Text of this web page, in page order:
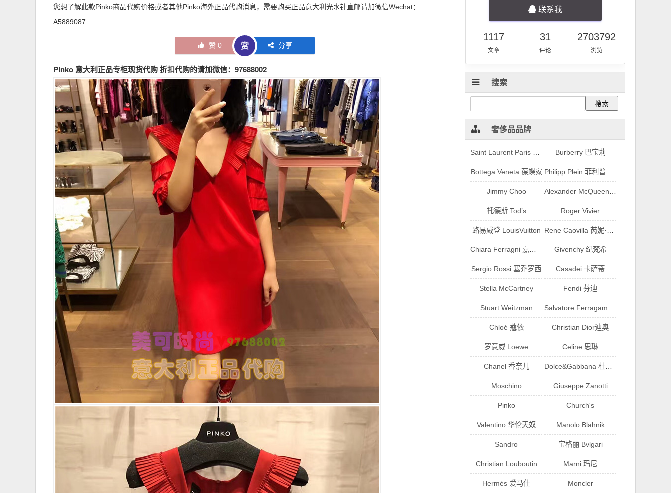
您想了解此款Pinko商品代购价格或者其他Pinko海外正品代购消息，需要购买正品意大利光水针直邮请加微信Wechat：
A5889087
赞 0 赏 分享
Pinko 意大利正品专柜现货代购 折扣代购的请加微信：97688002
联系我
1117
文章
31
评论
2703792
浏览
搜索
奢侈品品牌
Burberry 巴宝莉
Bottega Veneta 葆蝶家
Jimmy Choo
托德斯 Tod’s Roger Vivier
路易威登 LouisVuitton
Givenchy 纪梵希
Sergio Rossi 塞乔罗西 Casadei 卡萨蒂
Stella McCartney Fendi 芬迪
Stuart Weitzman
Chloé 蔻依 Christian Dior迪奥
罗意威 Loewe Celine 思琳
Chanel 香奈儿
Moschino Giuseppe Zanotti
Pinko Church's
Valentino 华伦天奴 Manolo Blahnik
Sandro 宝格丽 Bvlgari
Christian Louboutin Marni 玛尼
Hermès 爱马仕 Moncler